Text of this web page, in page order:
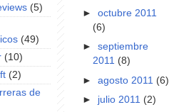
(5)
(49)
(10)
(2)
de
►octubre 2011
(6)
►septiembre
2011 (8)
►agosto 2011 (6)
► julio 2011 (2)